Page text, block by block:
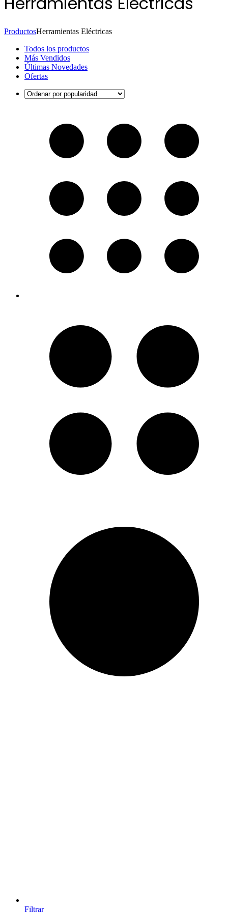
ProductosHerramientas Eléctricas
Todos los productos
Más Vendidos
Últimas Novedades
Ofertas
Filtrar